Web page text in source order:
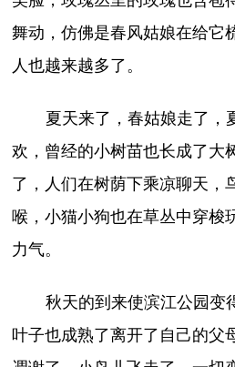
舞动，仿佛是春风姑娘在给它
人也越来越多了。
夏天来了，春姑娘走了，
欢，曾经的小树苗也长成了大
了，人们在树荫下乘凉聊天，
喉，小猫小狗也在草丛中穿梭
力气。
秋天的到来使滨江公园变
叶子也成熟了离开了自己的父